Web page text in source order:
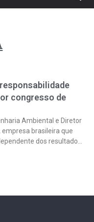
congresso de
Ambiental e Diretor
empresa brasileira que
dos resultados